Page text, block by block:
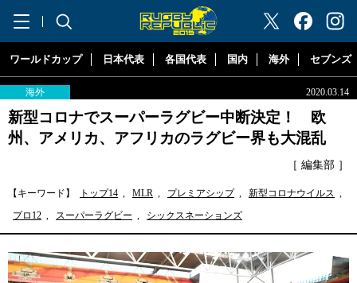
"ラグビーリパブリック"
ワールドカップ 日本代表 各国代表 国内 海外 セブンズ
海外 2020.03.14
新型コロナでスーパーラグビー中断決定！ 欧
州、アメリカ、アフリカのラグビー界も大混乱
［ 編集部 ］
【キーワード】 トップ14 , MLR , プレミアシップ , 新型コロナウイルス ,
プロ12 , スーパーラグビー , シックスネーションズ